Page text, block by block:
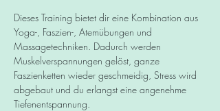
Dieses Training bietet dir eine Kombination aus
Yoga-, Faszien-, Atemübungen und
Massagetechniken. Dadurch werden
Muskelverspannungen gelöst, ganze
Faszienketten wieder geschmeidig, Stress wird
abgebaut und du erlangst eine angenehme
Tiefenentspannung.